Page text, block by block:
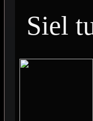
Siel